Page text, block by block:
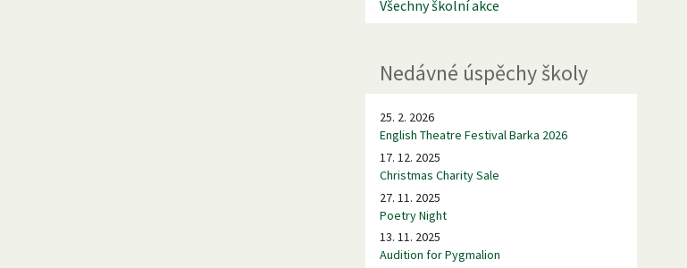
Všechny školní akce
Nedávné úspěchy školy
25. 2. 2026
English Theatre Festival Barka 2026
17. 12. 2025
Christmas Charity Sale
27. 11. 2025
Poetry Night
13. 11. 2025
Audition for Pygmalion